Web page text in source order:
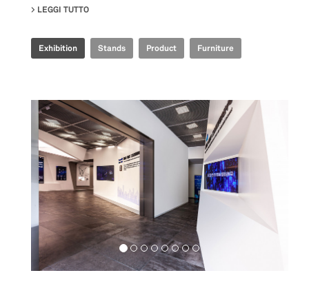
LEGGI TUTTO
Exhibition Stands Product Furniture